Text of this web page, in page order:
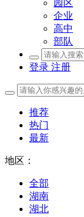
园区
企业
高中
部队
登录 注册
推荐
热门
最新
地区：
全部
湖南
湖北